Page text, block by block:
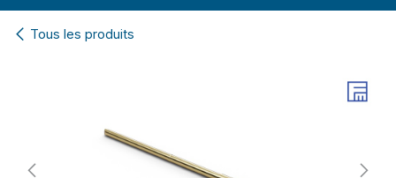
Tous les produits